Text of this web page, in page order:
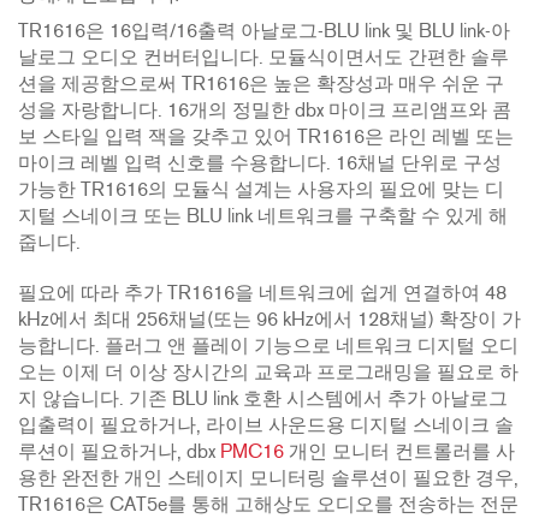
TR1616은 16입력/16출력 아날로그-BLU link 및 BLU link-아
날로그 오디오 컨버터입니다. 모듈식이면서도 간편한 솔루
션을 제공함으로써 TR1616은 높은 확장성과 매우 쉬운 구
성을 자랑합니다. 16개의 정밀한 dbx 마이크 프리앰프와 콤
보 스타일 입력 잭을 갖추고 있어 TR1616은 라인 레벨 또는
마이크 레벨 입력 신호를 수용합니다. 16채널 단위로 구성
가능한 TR1616의 모듈식 설계는 사용자의 필요에 맞는 디
지털 스네이크 또는 BLU link 네트워크를 구축할 수 있게 해
줍니다.
필요에 따라 추가 TR1616을 네트워크에 쉽게 연결하여 48
kHz에서 최대 256채널(또는 96 kHz에서 128채널) 확장이 가
능합니다. 플러그 앤 플레이 기능으로 네트워크 디지털 오디
오는 이제 더 이상 장시간의 교육과 프로그래밍을 필요로 하
지 않습니다. 기존 BLU link 호환 시스템에서 추가 아날로그
입출력이 필요하거나, 라이브 사운드용 디지털 스네이크 솔
루션이 필요하거나, dbx PMC16 개인 모니터 컨트롤러를 사
용한 완전한 개인 스테이지 모니터링 솔루션이 필요한 경우,
TR1616은 CAT5e를 통해 고해상도 오디오를 전송하는 전문